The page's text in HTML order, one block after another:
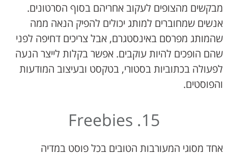
מבקשים מהצופים לעקוב אחריהם בסוף הסרטונים.
אנשים שמחוברים למותג יכולים להפיק הנאה ממה
שהמותג מפרסם באינסטגרם, אבל צריכים דחיפה לפני
שהם הופכים להיות עוקבים. אפשר בקלות לייצר הנעה
לפעולה בכתוביות בסטורי, בטקסט ובעיצוב המודעות
והפוסטים.
15. Freebies
אחד מסוגי המעורבות הטובים בכל פוסט במדיה